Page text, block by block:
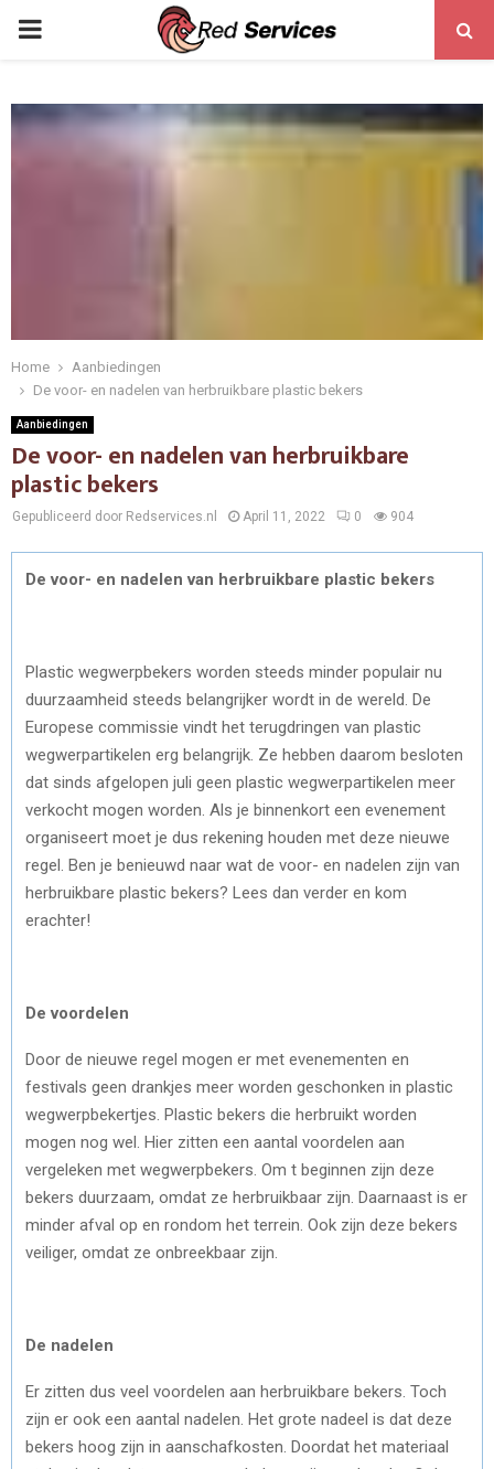
PRIMARY
Home
Aanbiedingen
De voor- en nadelen van herbruikbare plastic bekers
Aanbiedingen
De voor- en nadelen van herbruikbare
plastic bekers
Gepubliceerd door Redservices.nl April 11, 2022 0 904
De voor- en nadelen van herbruikbare plastic bekers
Plastic wegwerpbekers worden steeds minder populair nu
duurzaamheid steeds belangrijker wordt in de wereld. De
Europese commissie vindt het terugdringen van plastic
wegwerpartikelen erg belangrijk. Ze hebben daarom besloten
dat sinds afgelopen juli geen plastic wegwerpartikelen meer
verkocht mogen worden. Als je binnenkort een evenement
organiseert moet je dus rekening houden met deze nieuwe
regel. Ben je benieuwd naar wat de voor- en nadelen zijn van
herbruikbare plastic bekers? Lees dan verder en kom
erachter!
De voordelen
Door de nieuwe regel mogen er met evenementen en
festivals geen drankjes meer worden geschonken in plastic
wegwerpbekertjes. Plastic bekers die herbruikt worden
mogen nog wel. Hier zitten een aantal voordelen aan
vergeleken met wegwerpbekers. Om t beginnen zijn deze
bekers duurzaam, omdat ze herbruikbaar zijn. Daarnaast is er
minder afval op en rondom het terrein. Ook zijn deze bekers
veiliger, omdat ze onbreekbaar zijn.
De nadelen
Er zitten dus veel voordelen aan herbruikbare bekers. Toch
zijn er ook een aantal nadelen. Het grote nadeel is dat deze
bekers hoog zijn in aanschafkosten. Doordat het materiaal